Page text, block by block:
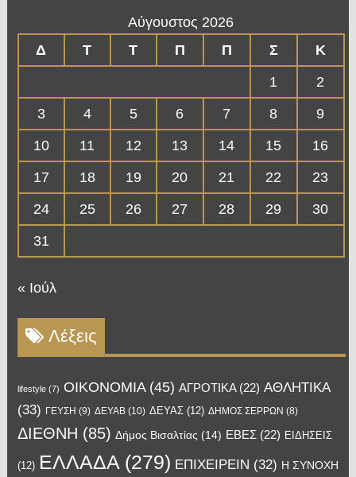
Αύγουστος 2026
Δ
Τ Τ Π Π Σ
Κ
1
2
3
4 5 6 7 8
9
10
11 12 13 14 15
16
17
18 19 20 21 22
23
24
25 26 27 28 29
30
31
« Ιούλ
Λέξεις
lifestyle(7) OIKONOMIA(45) ΑΓΡΟΤΙΚΑ(22) ΑΘΛΗΤΙΚΑ
(33) ΓΕΥΣΗ (9) ΔΕΥΑΒ(10) ΔΕΥΑΣ(12) ΔΗΜΟΣ ΣΕΡΡΩΝ (8)
ΔΙΕΘΝΗ (85) Δήμος Βισαλτίας (14) ΕΒΕΣ(22) ΕΙΔΗΣΕΙΣ
(12) ΕΛΛΑΔΑ(279) ΕΠΙΧΕΙΡΕΙΝ (32) Η ΣΥΝΟΧΗ